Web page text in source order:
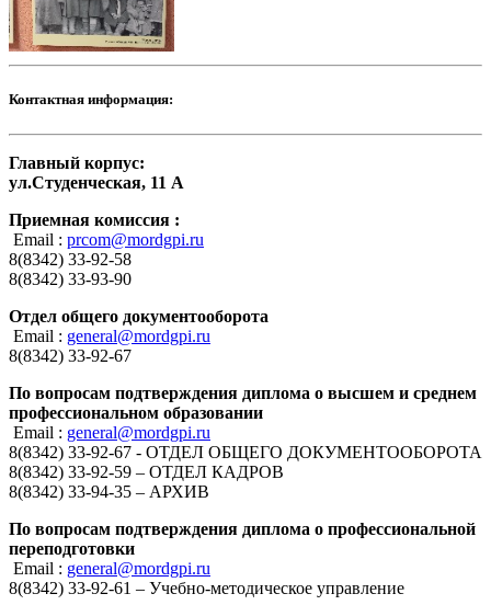
Контактная информация:
Главный корпус:
ул.Студенческая, 11 А
Приемная комиссия :
Email : prcom@mordgpi.ru
8(8342) 33-92-58
8(8342) 33-93-90
Отдел общего документооборота
Email : general@mordgpi.ru
8(8342) 33-92-67
По вопросам подтверждения диплома о высшем и среднем
профессиональном образовании
Email : general@mordgpi.ru
8(8342) 33-92-67 - ОТДЕЛ ОБЩЕГО ДОКУМЕНТООБОРОТА
8(8342) 33-92-59 – ОТДЕЛ КАДРОВ
8(8342) 33-94-35 – АРХИВ
По вопросам подтверждения диплома о профессиональной
переподготовки
Email : general@mordgpi.ru
8(8342) 33-92-61 – Учебно-методическое управление